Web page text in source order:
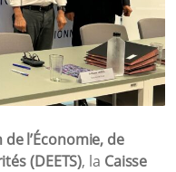
l’Économie, de
(DEETS), la Caisse